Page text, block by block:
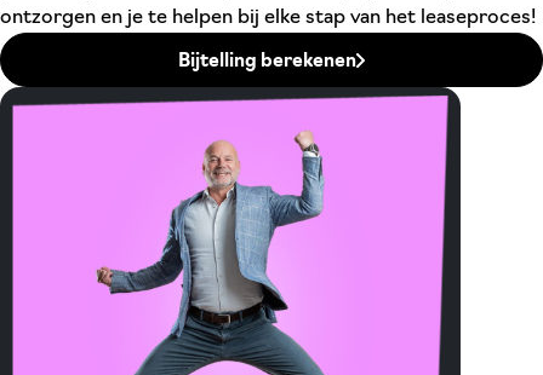
ontzorgen en je te helpen bij elke stap van het leaseproces!
Bijtelling berekenen